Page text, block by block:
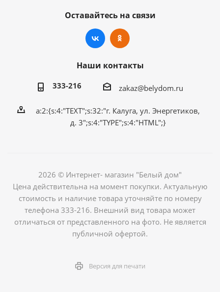
Оставайтесь на связи
Наши контакты
333-216 zakaz@belydom.ru
a:2:{s:4:"TEXT";s:32:"г. Калуга, ул. Энергетиков,
д. 3";s:4:"TYPE";s:4:"HTML";}
2026 © Интернет- магазин "Белый дом"
Цена действительна на момент покупки. Актуальную
стоимость и наличие товара уточняйте по номеру
телефона 333-216. Внешний вид товара может
отличаться от представленного на фото. Не является
публичной офертой.
Версия для печати